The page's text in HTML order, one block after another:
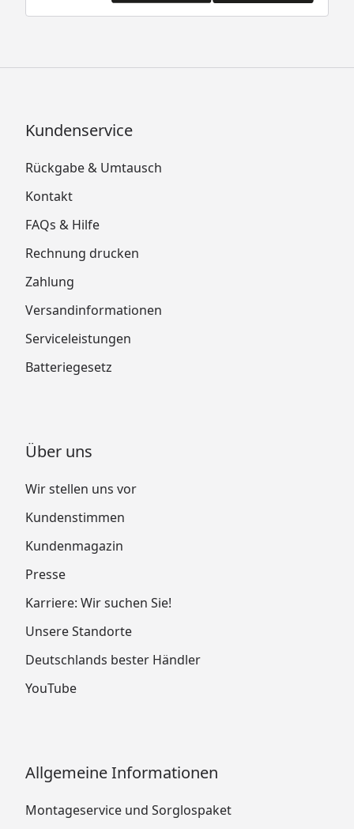
Kundenservice
Rückgabe & Umtausch
Kontakt
FAQs & Hilfe
Rechnung drucken
Zahlung
Versandinformationen
Serviceleistungen
Batteriegesetz
Über uns
Wir stellen uns vor
Kundenstimmen
Kundenmagazin
Presse
Karriere: Wir suchen Sie!
Unsere Standorte
Deutschlands bester Händler
YouTube
Allgemeine Informationen
Montageservice und Sorglospaket